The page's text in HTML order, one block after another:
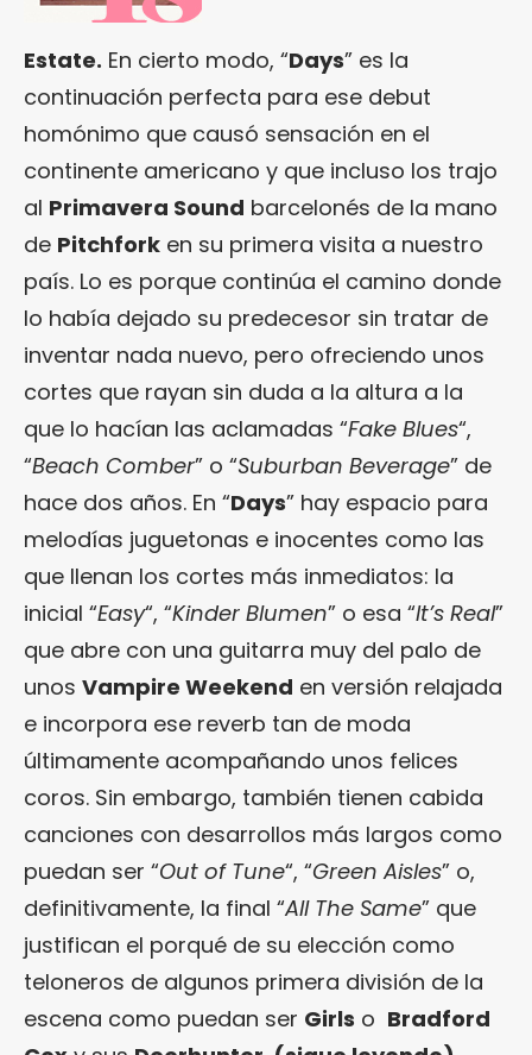
Estate. En cierto modo, “Days” es la
continuación perfecta para ese debut
homónimo que causó sensación en el
continente americano y que incluso los trajo
al Primavera Sound barcelonés de la mano
de Pitchfork en su primera visita a nuestro
país. Lo es porque continúa el camino donde
lo había dejado su predecesor sin tratar de
inventar nada nuevo, pero ofreciendo unos
cortes que rayan sin duda a la altura a la
que lo hacían las aclamadas “Fake Blues“,
“Beach Comber” o “Suburban Beverage” de
hace dos años. En “Days” hay espacio para
melodías juguetonas e inocentes como las
que llenan los cortes más inmediatos: la
inicial “Easy“, “Kinder Blumen” o esa “It’s Real”
que abre con una guitarra muy del palo de
unos Vampire Weekend en versión relajada
e incorpora ese reverb tan de moda
últimamente acompañando unos felices
coros. Sin embargo, también tienen cabida
canciones con desarrollos más largos como
puedan ser “Out of Tune“, “Green Aisles” o,
definitivamente, la final “All The Same” que
justifican el porqué de su elección como
teloneros de algunos primera división de la
escena como puedan ser Girls o Bradford